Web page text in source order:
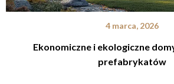
4 marca, 2026
Ekonomiczne i ekologiczne
prefabrykatów